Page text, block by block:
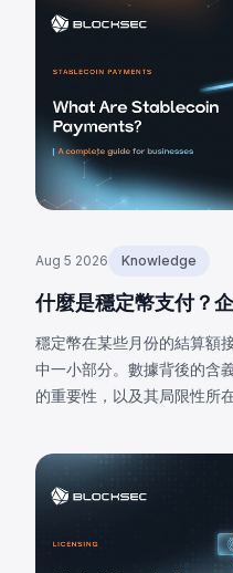
Aug 5 2026 Knowledge
什麼是穩定幣支付？
穩定幣在某些月份的結算額
中一小部分。數據背後的含
的重要性，以及其局限性所在